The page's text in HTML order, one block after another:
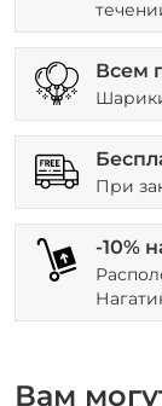
Всем
При
-10%
Вам